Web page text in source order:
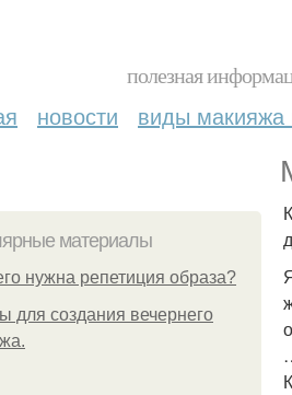
полезная
новости виды макияжа
материалы
нужна репетиция образа?
для создания вечернего